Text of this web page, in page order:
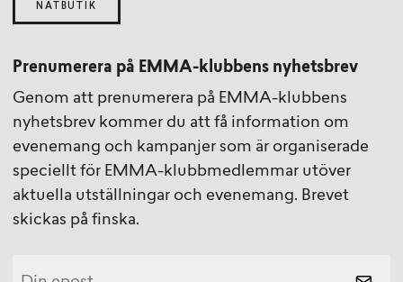
NÄTBUTIK
Prenumerera på EMMA-klubbens nyhetsbrev
Genom att prenumerera på EMMA-klubbens
nyhetsbrev kommer du att få information om
evenemang och kampanjer som är organiserade
speciellt för EMMA-klubbmedlemmar utöver
aktuella utställningar och evenemang. Brevet
skickas på finska.